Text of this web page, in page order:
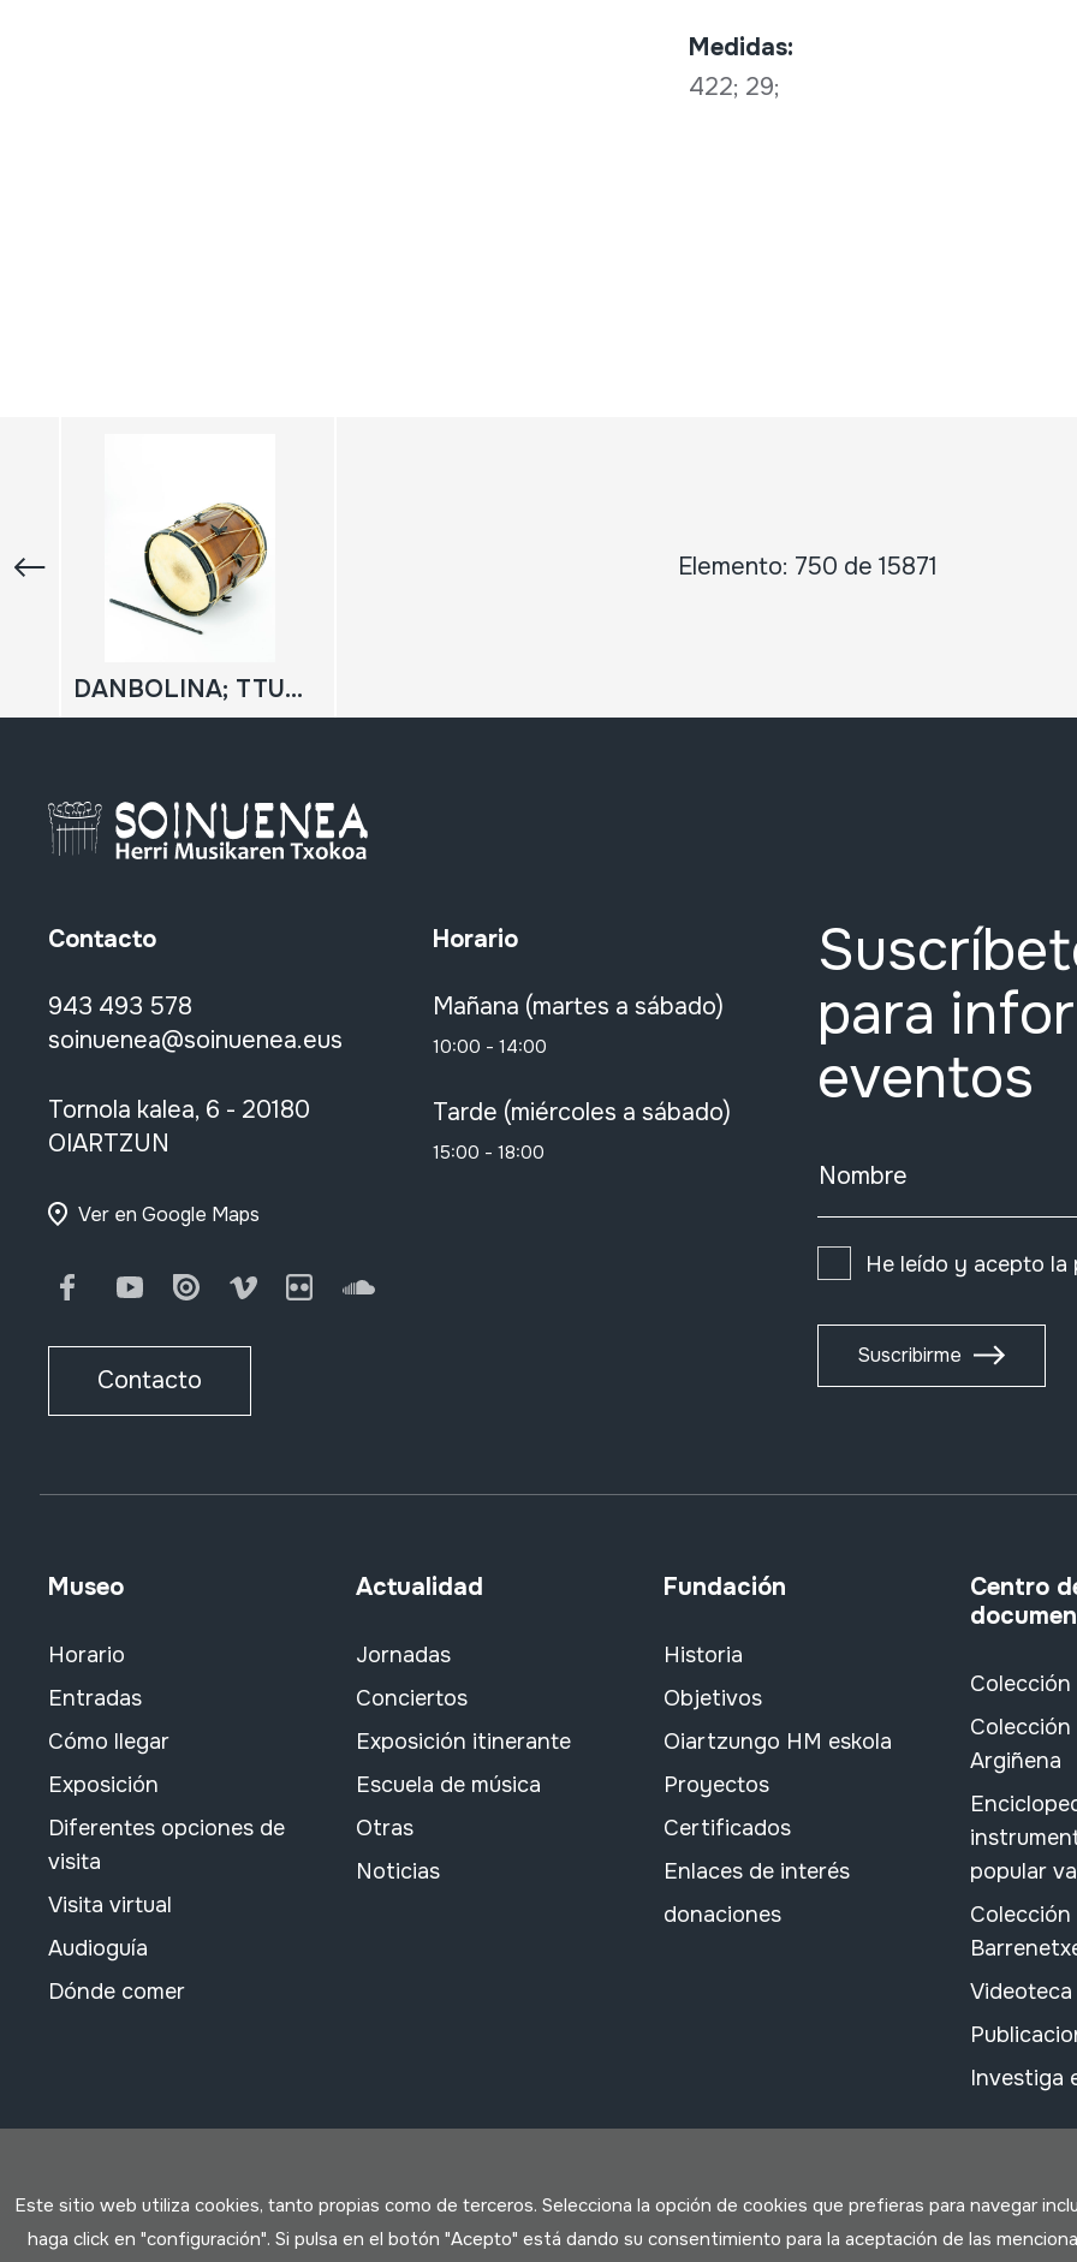
Medidas:
422; 29;
Elemento: 750 de 15871
DANBOLINA; TTUNTTUNA
Contacto
943 493 578
soinuenea@soinuenea.eus
Tornola kalea, 6 - 20180
OIARTZUN
Ver en Google Maps
FacebookYoutubeIssuu Vimeo FlickrSoundCloud
Contacto
Horario
Mañana (martes a sábado)
10:00 - 14:00
Tarde (miércoles a sábado)
15:00 - 18:00
para
eventos
Nombre
He leído y acepto la
Suscribirme
Museo
Horario
Entradas
Cómo llegar
Exposición
Diferentes opciones de
visita
Visita virtual
Audioguía
Dónde comer
Actualidad
Jornadas
Conciertos
Exposición itinerante
Escuela de música
Otras
Noticias
Fundación
Historia
Objetivos
Oiartzungo HM eskola
Proyectos
Certificados
Enlaces de interés
donaciones
Centro
Argiñena
popular
Videoteca
Investiga
Este sitio web utiliza cookies, tanto propias como de terceros. Selecciona la opción de cookies que prefieras para navegar
haga click en "configuración". Si pulsa en el botón "Acepto" está dando su consentimiento para la aceptación de las